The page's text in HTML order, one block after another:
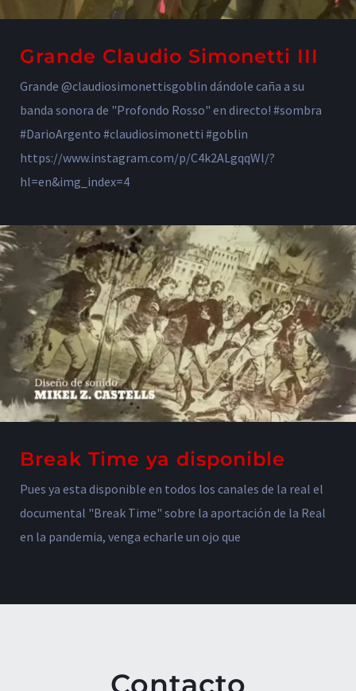
Grande Claudio Simonetti III
Grande @claudiosimonettisgoblin dándole caña a su
banda sonora de "Profondo Rosso" en directo! #sombra
#DarioArgento #claudiosimonetti #goblin
https://www.instagram.com/p/C4k2ALgqqWl/?
hl=en&img_index=4
Break Time ya disponible
Pues ya esta disponible en todos los canales de la real el
documental "Break Time" sobre la aportación de la Real
en la pandemia, venga echarle un ojo que
Contacto